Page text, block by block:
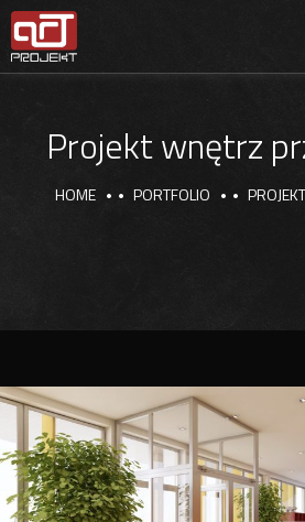
Projekt wnętrz
HOME PORTFOLIO